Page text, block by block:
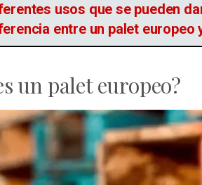
usos que se pueden
entre un palet europeo
un palet europeo?